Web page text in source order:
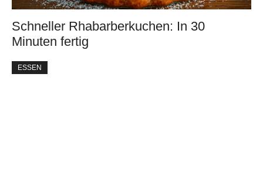
Schneller Rhabarberkuchen: In 30
Minuten fertig
ESSEN